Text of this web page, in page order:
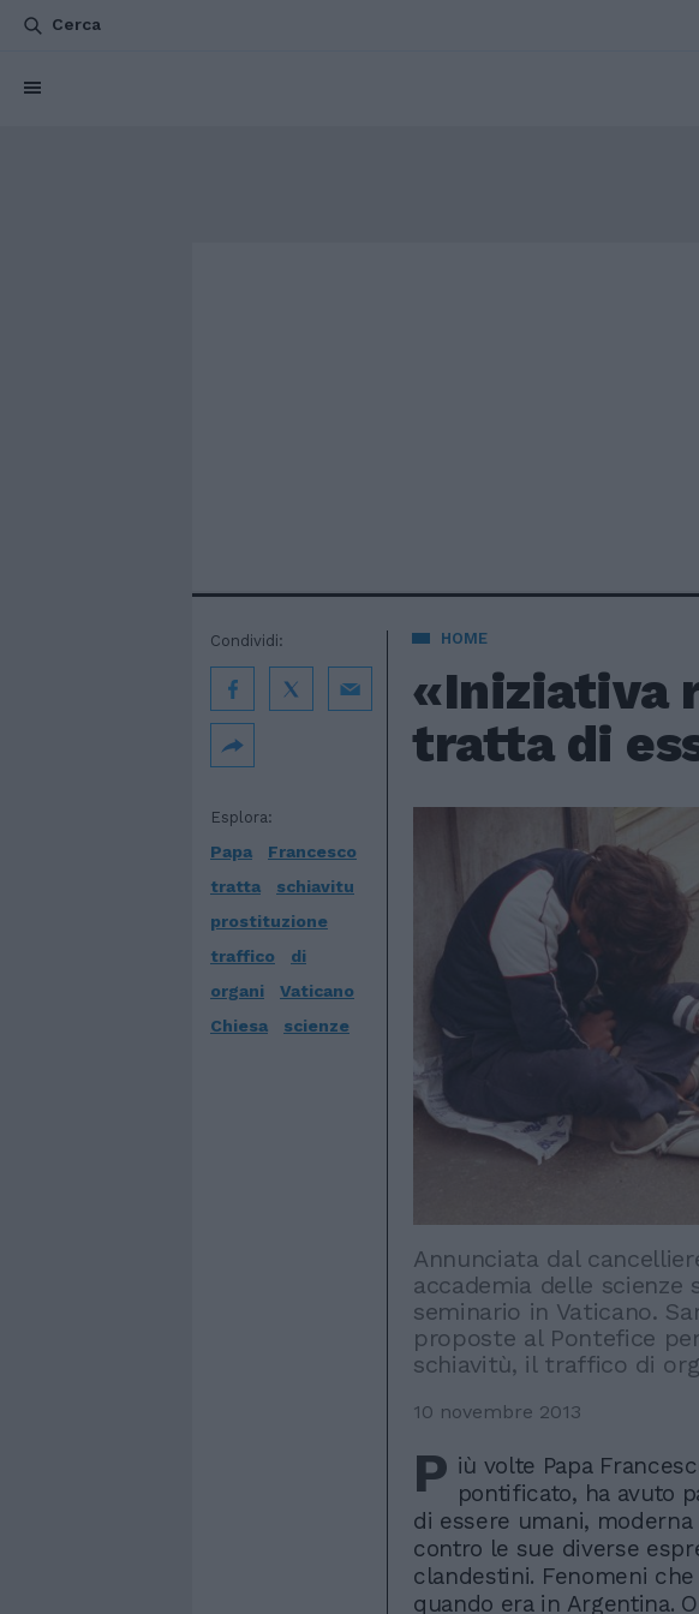
Cerca
HOME
«Iniziativa
tratta di
Esplora:
Papa
Francesco
tratta
schiavitu
prostituzione
traffico
di
organi
Vaticano
Chiesa
scienze
Condividi:
Annunciata dal
accademia delle scienze
seminario in Vaticano.
proposte al Pontefice
schiavitù, il traffico di
10 novembre 2013
P iù volte Papa
pontificato, ha avuto
di essere umani,
contro le sue diverse
clandestini. Fenomeni
quando era in Argentina.